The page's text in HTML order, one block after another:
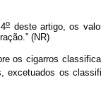
o deste artigo, os
(NR)
cigarros
excetuados os